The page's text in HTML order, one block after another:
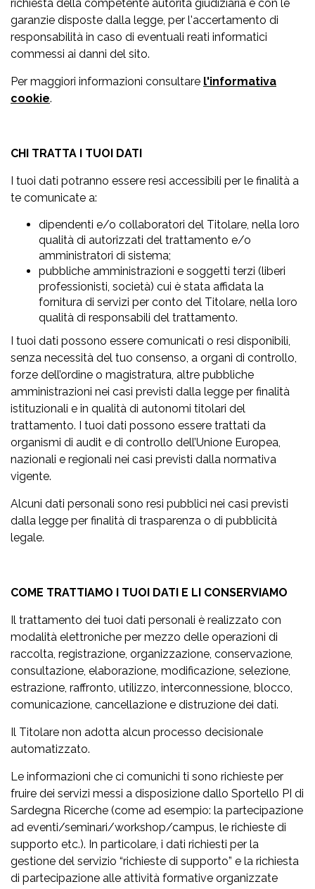
richiesta della competente autorità giudiziaria e con le
garanzie disposte dalla legge, per l'accertamento di
responsabilità in caso di eventuali reati informatici
commessi ai danni del sito.
Per maggiori informazioni consultare l'informativa
cookie.
CHI TRATTA I TUOI DATI
I tuoi dati potranno essere resi accessibili per le finalità a
te comunicate a:
dipendenti e/o collaboratori del Titolare, nella loro
qualità di autorizzati del trattamento e/o
amministratori di sistema;
pubbliche amministrazioni e soggetti terzi (liberi
professionisti, società) cui è stata affidata la
fornitura di servizi per conto del Titolare, nella loro
qualità di responsabili del trattamento.
I tuoi dati possono essere comunicati o resi disponibili,
senza necessità del tuo consenso, a organi di controllo,
forze dell’ordine o magistratura, altre pubbliche
amministrazioni nei casi previsti dalla legge per finalità
istituzionali e in qualità di autonomi titolari del
trattamento. I tuoi dati possono essere trattati da
organismi di audit e di controllo dell’Unione Europea,
nazionali e regionali nei casi previsti dalla normativa
vigente.
Alcuni dati personali sono resi pubblici nei casi previsti
dalla legge per finalità di trasparenza o di pubblicità
legale.
COME TRATTIAMO I TUOI DATI E LI CONSERVIAMO
Il trattamento dei tuoi dati personali è realizzato con
modalità elettroniche per mezzo delle operazioni di
raccolta, registrazione, organizzazione, conservazione,
consultazione, elaborazione, modificazione, selezione,
estrazione, raffronto, utilizzo, interconnessione, blocco,
comunicazione, cancellazione e distruzione dei dati.
Il Titolare non adotta alcun processo decisionale
automatizzato.
Le informazioni che ci comunichi ti sono richieste per
fruire dei servizi messi a disposizione dallo Sportello PI di
Sardegna Ricerche (come ad esempio: la partecipazione
ad eventi/seminari/workshop/campus, le richieste di
supporto etc.). In particolare, i dati richiesti per la
gestione del servizio “richieste di supporto” e la richiesta
di partecipazione alle attività formative organizzate